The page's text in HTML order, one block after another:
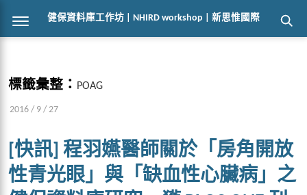
健保資料庫工作坊 | NHIRD workshop | 新思惟國際
標籤彙整： POAG
2016 / 9 / 27
[快訊] 程羽嬿醫師關於「房角開放
性青光眼」與「缺血性心臟病」之